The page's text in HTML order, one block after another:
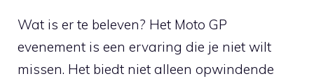
Wat is er te beleven? Het Moto GP
evenement is een ervaring die je niet wilt
missen. Het biedt niet alleen opwindende